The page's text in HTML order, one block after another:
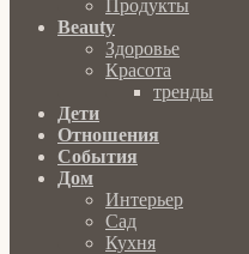
Продукты
Beauty
Здоровье
Красота
тренды
Дети
Отношения
События
Дом
Интерьер
Сад
Кухня